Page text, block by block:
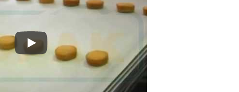
Embalagem Automática de Bolo. Tipo de Máquina:HP-350-4V.